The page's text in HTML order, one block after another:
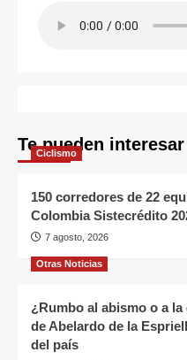
Te pueden interesar
Ciclismo
150 corredores de 22
Colombia Sistecrédito
7 agosto, 2026
Otras Noticias
¿Rumbo al abismo o a
de Abelardo de la
del país